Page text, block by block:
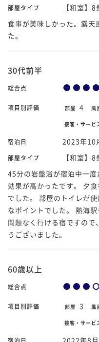
部屋タイプ
【和室】
食事が美味しかった。露天
た。
30代前半
総合点
項目別評価 部屋 4 風
接客・サービ
宿泊日 2023年10
部屋タイプ
【和室】
45分の岩盤浴が宿泊中一
効果が高かったです。 夕
でした。 部屋のトイレが
なポイントでした。 熱海
問題なく行ける宿ですので
うございました。
60歳以上
総合点
項目別評価 部屋 3 風
接客・サービ
宿泊日 2022年8